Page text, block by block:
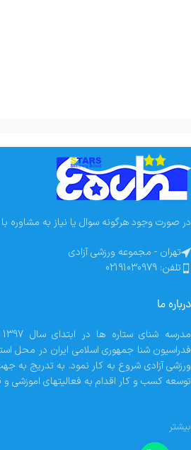
در صورت وجود هرگونه سوال یا نیاز به مشاوره با
تهران - مجموعه ورزشی آزادی
تلفن: 02191030979
درباره ما
فدراسیون شنا جمهوری اسلامی ایران در محل
ورزشی آزادی شروع به کار نمود. به تدریج به
توسعه کسب و کار اقدام به فعالیتهای اموزشی و
بیشتر